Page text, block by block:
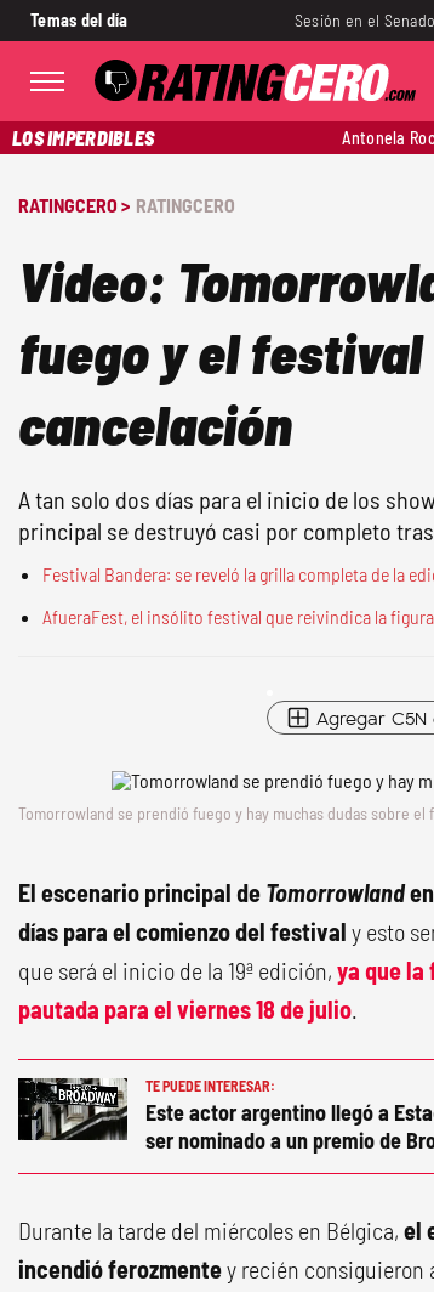
Temas del día Sesión en el Senado
LOS IMPERDIBLES Antonela
RATINGCERO > RATINGCERO
Video:
fuego y el
cancelación
A tan solo dos días para el inicio de los
principal se destruyó casi por completo
Festival Bandera: se reveló la grilla completa de la
AfueraFest, el insólito festival que reivindica la
Agregar C5N
Tomorrowland se prendió fuego y hay muchas dudas sobre el
El escenario principal de Tomorrowland
días para el comienzo del festival y esto
que será el inicio de la 19ª edición, ya que
pautada para el viernes 18 de julio.
TE PUEDE INTERESAR:
Este actor argentino llegó a
ser nominado a un premio de
Durante la tarde del miércoles en Bélgica, el
incendió ferozmentey recién consiguieron